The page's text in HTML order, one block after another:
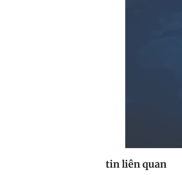
tin liên quan